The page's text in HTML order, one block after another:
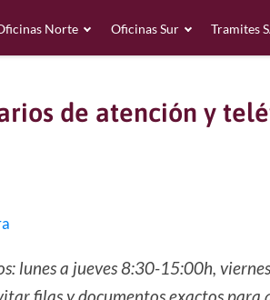
Norte Oficinas Sur Tramites
de atención y
lunes a jueves 8:30-15:00h,